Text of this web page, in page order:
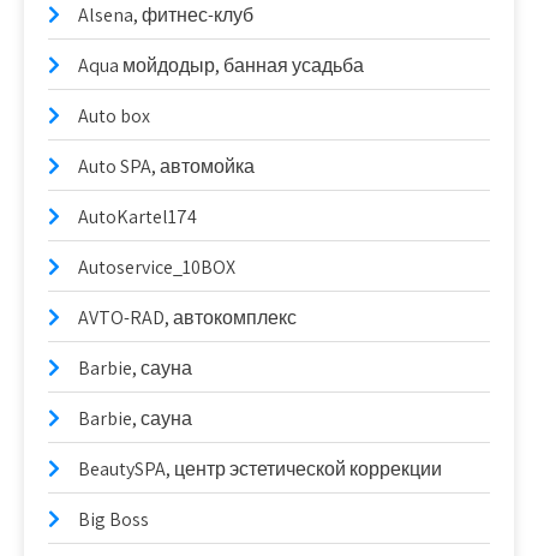
Alsena, фитнес-клуб
Aqua мойдодыр, банная усадьба
Auto box
Auto SPA, автомойка
AutoKartel174
Autoservice_10BOX
AVTO-RAD, автокомплекс
Barbie, сауна
Barbie, сауна
BeautySPA, центр эстетической коррекции
Big Boss